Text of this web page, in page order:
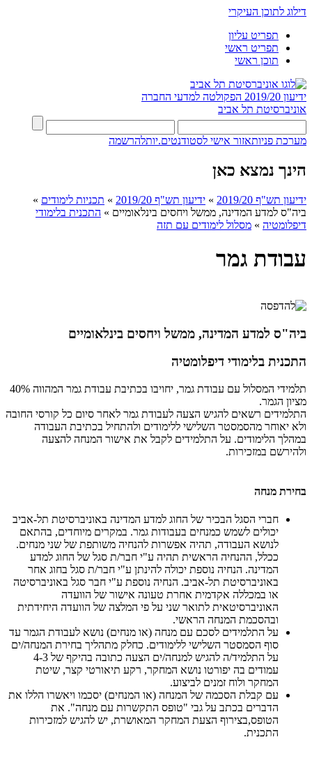
דילוג לתוכן העיקרי
תפריט עליון
תפריט ראשי
תוכן ראשי
ידיעון 2019/20
הפקולטה למדעי החברה
אוניברסיטת תל אביב
מערכת פניותאזור אישי לסטודנטים.יותלהרשמה
הינך נמצא כאן
ידיעון תש"ף 2019/20 » ידיעון תש"ף 2019/20 » תכניות לימודים »
ביה"ס למדע המדינה, ממשל ויחסים בינלאומיים » התכנית בלימודי
דיפלומטיה » מסלול לימודים עם תזה
עבודת גמר
ביה"ס למדע המדינה, ממשל ויחסים בינלאומיים
התכנית בלימודי דיפלומטיה
תלמידי המסלול עם עבודת גמר, יחויבו בכתיבת עבודת גמר המהווה 40%
מציון הגמר.
התלמידים רשאים להגיש הצעה לעבודת גמר לאחר סיום כל קורסי החובה
ולא יאוחר מהסמסטר השלישי ללימודים ולהתחיל בכתיבת העבודה
במהלך הלימודים. על התלמידים לקבל את אישור המנחה להצעה
ולהירשם במזכירות.
​בחירת מנחה
חברי הסגל הבכיר של החוג למדע המדינה באוניברסיטת תל-אביב
יכולים לשמש כמנחים בעבודות גמר. במקרים מיוחדים, בהתאם
לנושא העבודה, תהיה אפשרות להנחיה משותפת של שני מנחים.
ככלל, ההנחיה הראשית תהיה ע"י חבר/ת סגל של החוג למדע
המדינה. הנחיה נוספת יכולה להינתן ע"י חבר/ת סגל בחוג אחר
באוניברסיטת תל-אביב. הנחיה נוספת ע"י חבר סגל באוניברסיטה
או במכללה אקדמית אחרת טעונה אישור של הוועדה
האוניברסיטאית לתואר שני על פי המלצה של הוועדה היחידתית
ובהסכמת המנחה הראשי.
על התלמידים לסכם עם מנחה (או מנחים) נושא לעבודת הגמר עד
סוף הסמסטר השלישי ללימודים. כחלק מתהליך בחירת המנחה/ים
על התלמיד/ה להגיש למנחה/ים הצעה כתובה בהיקף של 4-3
עמודים בה יפורטו נושא המחקר, רקע תיאורטי קצר, שיטת
המחקר ולוח זמנים לביצוע.
עם קבלת הסכמה של המנחה (או המנחים) יסכמו ויאשרו הללו את
הדברים בכתב על גבי "טופס התקשרות עם מנחה". את
הטופס,בצירוף הצעת המחקר המאושרת, יש להגיש למזכירות
התכנית.